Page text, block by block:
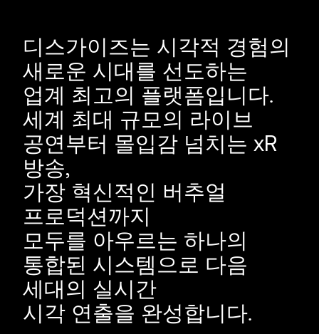
디스가이즈는 시각적 경험의
새로운 시대를 선도하는
업계 최고의 플랫폼입니다.
세계 최대 규모의 라이브
공연부터 몰입감 넘치는 xR
방송,
가장 혁신적인 버추얼
프로덕션까지
모두를 아우르는 하나의
통합된 시스템으로 다음
세대의 실시간
시각 연출을 완성합니다.